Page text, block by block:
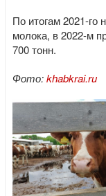
По итогам 2021-го
молока, в 2022-м
700 тонн.
Фото:khabkrai.ru